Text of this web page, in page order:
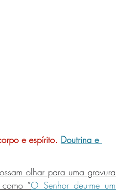
e espírito. Doutrina e
olhar para uma gravura
“O Senhor deu-me um